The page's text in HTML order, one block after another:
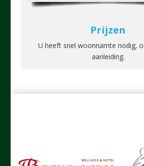
Prijzen
U heeft snel woonruimte nodig,
aanleiding.